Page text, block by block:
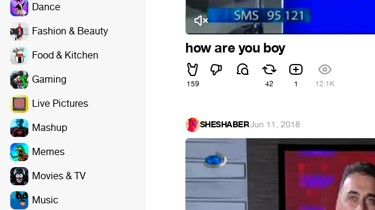
Dance
Fashion & Beauty
Food & Kitchen
Gaming
Live Pictures
Mashup
Memes
Movies & TV
Music
how are you boy
159 42 1 12.1K
SHESHABER·Jun 11, 2018